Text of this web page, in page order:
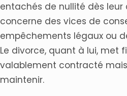
entachés de nullité dès leur
concerne des vices de
empêchements légaux ou
Le divorce, quant à lui, met
valablement contracté
maintenir.